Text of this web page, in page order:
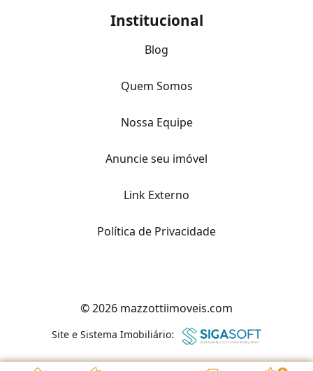
Institucional
Blog
Quem Somos
Nossa Equipe
Anuncie seu imóvel
Link Externo
Política de Privacidade
© 2026 mazzottiimoveis.com
Site e Sistema Imobiliário: